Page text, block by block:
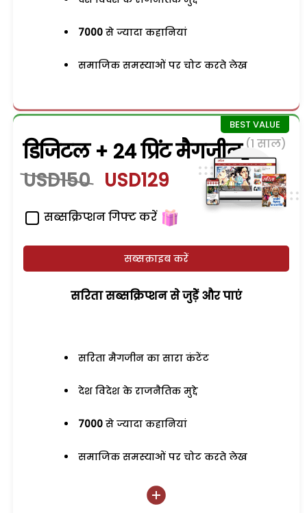
7000 से ज्यादा कहानियां
समाजिक समस्याओं पर चोट करते लेख
डिजिटल + 24 प्रिंट मैगजीन (1 साल)
USD150 USD129
सब्सक्रिप्शन गिफ्ट करें
सब्सक्राइब करें
सरिता सब्सक्रिप्शन से जुड़ेें और पाएं
सरिता मैगजीन का सारा कंटेंट
देश विदेश के राजनैतिक मुद्दे
7000 से ज्यादा कहानियां
समाजिक समस्याओं पर चोट करते लेख